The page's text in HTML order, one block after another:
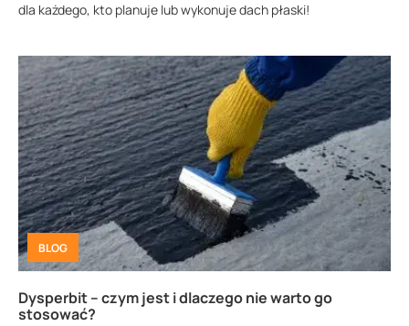
dla każdego, kto planuje lub wykonuje dach płaski!
BLOG
Dysperbit – czym jest i dlaczego nie warto go
stosować?